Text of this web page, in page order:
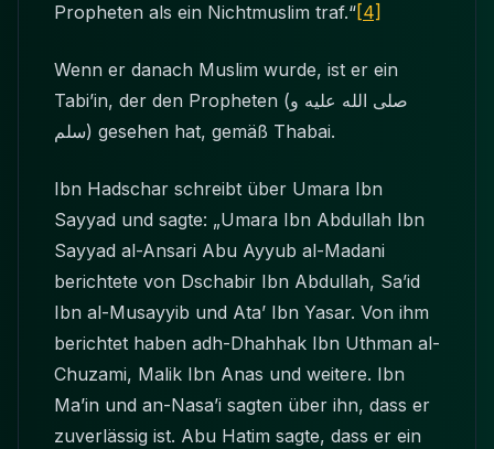
Propheten als ein Nichtmuslim traf.“[4]
Wenn er danach Muslim wurde, ist er ein
Tabi’in, der den Propheten (صلى الله عليه و
سلم) gesehen hat, gemäß Thabai.
Ibn Hadschar schreibt über Umara Ibn
Sayyad und sagte: „Umara Ibn Abdullah Ibn
Sayyad al-Ansari Abu Ayyub al-Madani
berichtete von Dschabir Ibn Abdullah, Sa’id
Ibn al-Musayyib und Ata’ Ibn Yasar. Von ihm
berichtet haben adh-Dhahhak Ibn Uthman al-
Chuzami, Malik Ibn Anas und weitere. Ibn
Ma’in und an-Nasa’i sagten über ihn, dass er
zuverlässig ist. Abu Hatim sagte, dass er ein